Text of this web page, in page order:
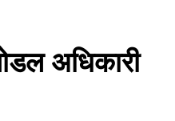
अधिकारी